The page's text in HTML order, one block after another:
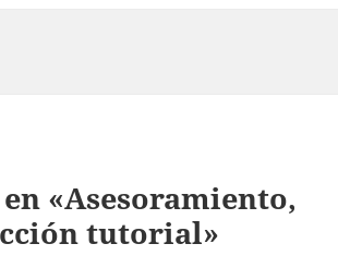
«Asesoramiento,
tutorial»